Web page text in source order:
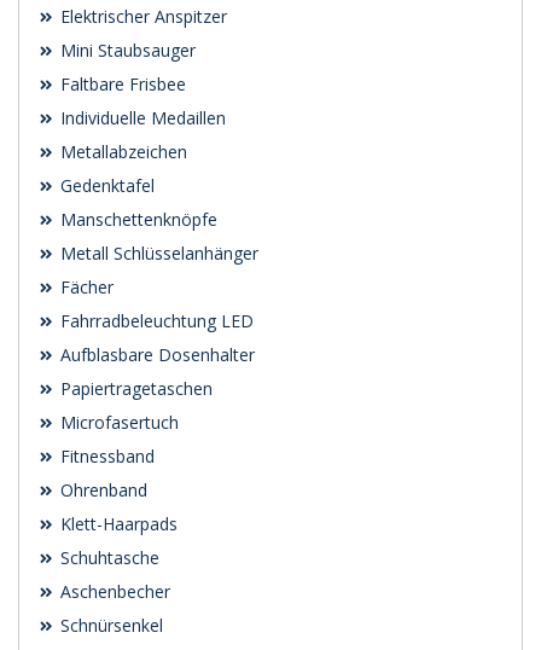
Elektrischer Anspitzer
Mini Staubsauger
Faltbare Frisbee
Individuelle Medaillen
Metallabzeichen
Gedenktafel
Manschettenknöpfe
Metall Schlüsselanhänger
Fächer
Fahrradbeleuchtung LED
Aufblasbare Dosenhalter
Papiertragetaschen
Microfasertuch
Fitnessband
Ohrenband
Klett-Haarpads
Schuhtasche
Aschenbecher
Schnürsenkel